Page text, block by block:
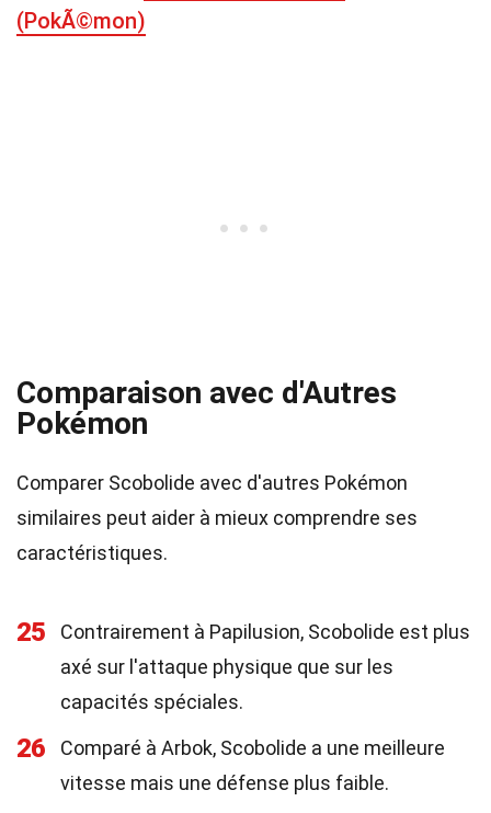
(PokÃ©mon)
Comparaison avec d'Autres
Pokémon
Comparer Scobolide avec d'autres Pokémon
similaires peut aider à mieux comprendre ses
caractéristiques.
25
Contrairement à Papilusion, Scobolide est plus
axé sur l'attaque physique que sur les
capacités spéciales.
26
Comparé à Arbok, Scobolide a une meilleure
vitesse mais une défense plus faible.